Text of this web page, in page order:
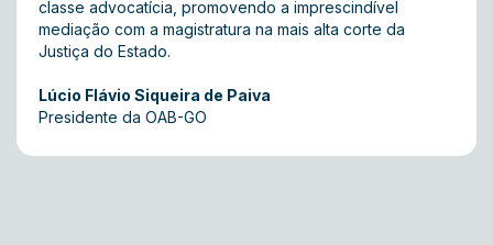
classe advocatícia, promovendo a imprescindível
mediação com a magistratura na mais alta corte da
Justiça do Estado.
Lúcio Flávio Siqueira de Paiva
Presidente da OAB-GO